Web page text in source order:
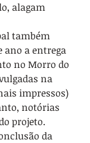
alagam
também
ano a entrega
no Morro do
na
impressos)
notórias
projeto.
da